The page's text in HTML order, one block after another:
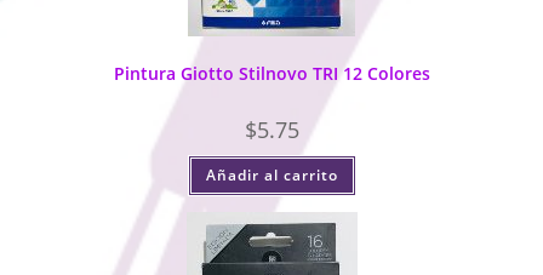
Pintura Giotto Stilnovo TRI 12 Colores
$5.75
Añadir al carrito